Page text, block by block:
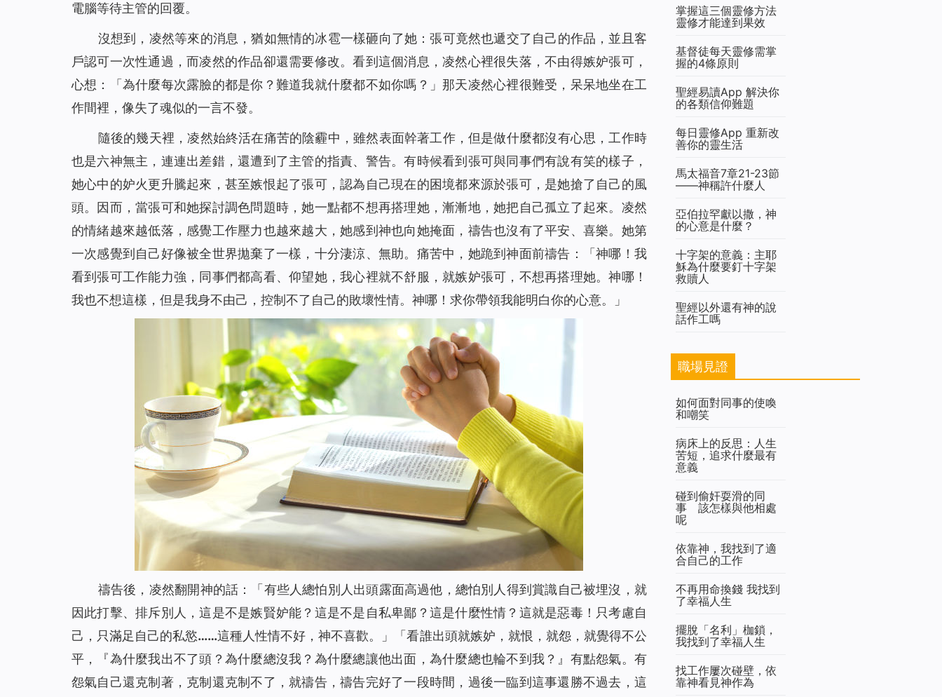
電腦等待主管的回覆。
沒想到，凌然等來的消息，猶如無情的冰雹一樣砸向了她：張可竟然也遞交了自己的作品，並且客
戶認可一次性通過，而凌然的作品卻還需要修改。看到這個消息，凌然心裡很失落，不由得嫉妒張可，
心想：「為什麼每次露臉的都是你？難道我就什麼都不如你嗎？」那天凌然心裡很難受，呆呆地坐在工
作間裡，像失了魂似的一言不發。
隨後的幾天裡，凌然始終活在痛苦的陰霾中，雖然表面幹著工作，但是做什麼都沒有心思，工作時
也是六神無主，連連出差錯，還遭到了主管的指責、警告。有時候看到張可與同事們有說有笑的樣子，
她心中的妒火更升騰起來，甚至嫉恨起了張可，認為自己現在的困境都來源於張可，是她搶了自己的風
頭。因而，當張可和她探討調色問題時，她一點都不想再搭理她，漸漸地，她把自己孤立了起來。凌然
的情緒越來越低落，感覺工作壓力也越來越大，她感到神也向她掩面，禱告也沒有了平安、喜樂。她第
一次感覺到自己好像被全世界拋棄了一樣，十分淒涼、無助。痛苦中，她跪到神面前禱告：「神哪！我
看到張可工作能力強，同事們都高看、仰望她，我心裡就不舒服，就嫉妒張可，不想再搭理她。神哪！
我也不想這樣，但是我身不由己，控制不了自己的敗壞性情。神哪！求你帶領我能明白你的心意。」
禱告後，凌然翻開神的話：「 有些人總怕別人出頭露面高過他，總怕別人得到賞識自己被埋沒，就
因此打擊、排斥別人，這是不是嫉賢妒能？這是不是自私卑鄙？這是什麼性情？這就是惡毒！只考慮自
己，只滿足自己的私慾……這種人性情不好，神不喜歡。
」「看誰出頭就嫉妒，就恨，就怨，就覺得不公
平，『為什麼我出不了頭？為什麼總沒我？為什麼總讓他出面，為什麼總也輪不到我？』有點怨氣。有
怨氣自己還克制著，克制還克制不了，就禱告，禱告完好了一段時間，過後一臨到這事還勝不過去，這
掌握這三個靈修方法
靈修才能達到果效
基督徒每天靈修需掌
握的4條原則
聖經易讀App 解決你
的各類信仰難題
每日靈修App 重新改
善你的靈生活
馬太福音7章21-23節
——神稱許什麼人
亞伯拉罕獻以撒，神
的心意是什麼？
十字架的意義：主耶
穌為什麼要釘十字架
救贖人
聖經以外還有神的說
話作工嗎
職場見證
如何面對同事的使喚
和嘲笑
病床上的反思：人生
苦短，追求什麼最有
意義
碰到偷奸耍滑的同
事 該怎樣與他相處
呢
依靠神，我找到了適
合自己的工作
不再用命換錢 我找到
了幸福人生
擺脫「名利」枷鎖，
我找到了幸福人生
找工作屢次碰壁，依
靠神看見神作為